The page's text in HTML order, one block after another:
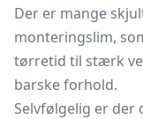
Der er mange
monteringslim,
tørretid til stærk
barske forhold.
Selvfølgelig er der